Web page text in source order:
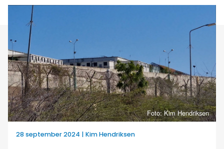
Foto: Kim Hendriksen
28 september 2024 | Kim Hendriksen